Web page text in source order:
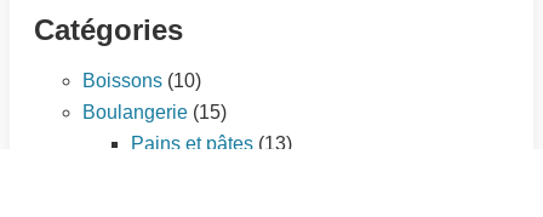
Catégories
Boissons (10)
Boulangerie (15)
Pains et pâtes (13)